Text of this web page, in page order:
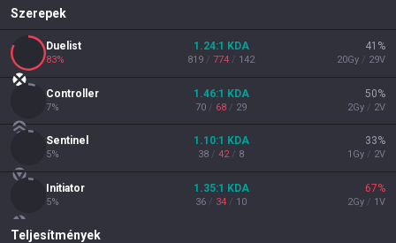
Szerepek
Duelist
83%
1.24:1 KDA
819 / 774 / 142
41 %
20Gy / 29V
Controller
7%
1.46:1 KDA
70 / 68 / 29
50%
2Gy / 2V
Sentinel
5%
1.10:1 KDA
38 / 42/ 8
33%
1 Gy / 2V
Initiator
5%
1.35:1 KDA
36 / 34 / 10
67%
2Gy / 1 V
Teljesítmények